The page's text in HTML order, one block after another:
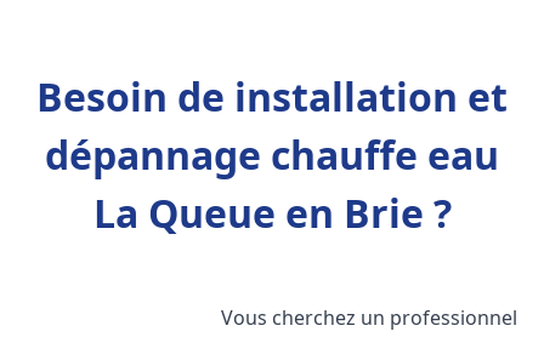
Besoin de installation et
dépannage chauffe eau
La Queue en Brie ?
Vous cherchez un professionnel